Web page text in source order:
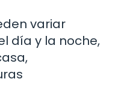
variar
día y la noche,